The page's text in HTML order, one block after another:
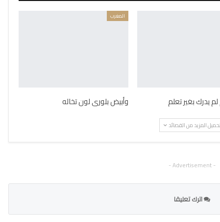
يدرك بغير تعلم
المغرب
وأبيض بلورى لون تخاله
المزيد من القصائد
- Advertisement -
اترك تعليقا